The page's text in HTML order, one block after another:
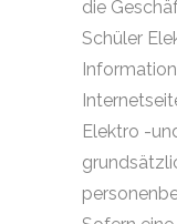
die
Schüler
Elektro -